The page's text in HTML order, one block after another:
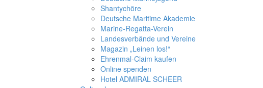
Shantychöre
Deutsche Maritime Akademie
Marine-Regatta-Verein
Landesverbände und Vereine
Magazin „Leinen los!“
Ehrenmal-Claim kaufen
Online spenden
Hotel ADMIRAL SCHEER